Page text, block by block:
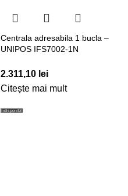
Centrala adresabila 1 bucla –
UNIPOS IFS7002-1N
2.311,10 lei
Citește mai mult
Indisponibil